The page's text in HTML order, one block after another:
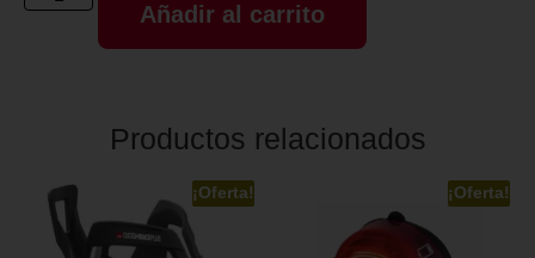
Añadir al carrito
Productos relacionados
¡Oferta! ¡Oferta!